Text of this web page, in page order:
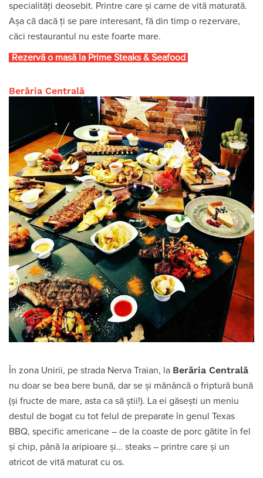
specialități deosebit. Printre care și carne de vită maturată.
Așa că dacă ți se pare interesant, fă din timp o rezervare,
căci restaurantul nu este foarte mare.
Rezervă o masă la Prime Steaks & Seafood
Berăria Centrală
În zona Unirii, pe strada Nerva Traian, la Berăria Centrală
nu doar se bea bere bună, dar se și mănâncă o friptură bună
(și fructe de mare, asta ca să știi!). La ei găsești un meniu
destul de bogat cu tot felul de preparate în genul Texas
BBQ, specific americane – de la coaste de porc gătite în fel
și chip, până la aripioare și… steaks – printre care și un
atricot de vită maturat cu os.